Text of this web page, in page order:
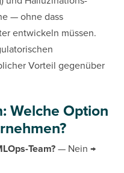
— ohne dass
entwickeln müssen.
Vorteil gegenüber
Welche Option
Team? — Nein →